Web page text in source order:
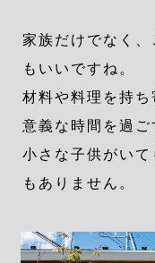
家族だけでなく
もいいですね。
材料や料理を持
意義な時間を過ご
小さな子供がい
もありません。